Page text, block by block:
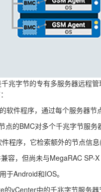
兆字节的专有多服务器远程
件程序，通过每个服务器节
的BMC对多个千兆字节服务
程序，它检索额外的节点信
，但尚未与MegaRAC SP-X
于Android和IOS。
vCenter中的千兆字节服务